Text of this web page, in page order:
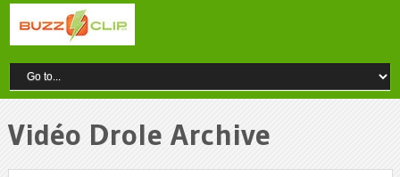
Vidéo Drole Archive